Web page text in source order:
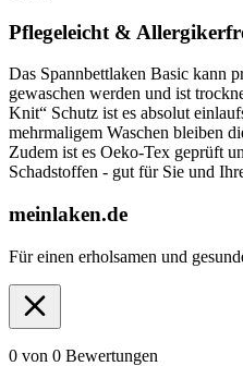
Pflegeleicht &
Das Spannbettlaken Basic kann
gewaschen werden und ist
Knit“ Schutz ist es absolut
mehrmaligem Waschen bleiben
Zudem ist es Oeko-Tex geprüft
Schadstoffen - gut für Sie und
meinlaken.de
Für einen erholsamen und
0 von 0 Bewertungen